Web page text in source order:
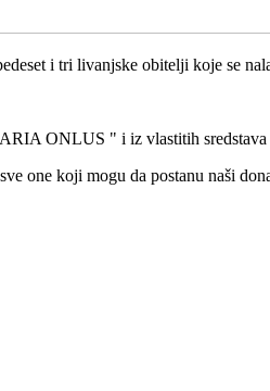
i tri livanjske obitelji koje se
ONLUS " i iz vlastitih
one koji mogu da postanu naši